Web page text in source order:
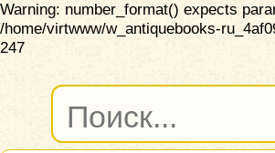
Warning: number_format() expects
/home/virtwww/w_antiquebooks-
247